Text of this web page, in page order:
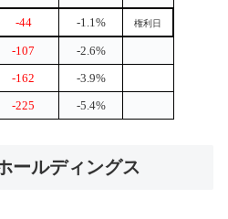
-44 -1.1% 権利日
-107
-2.6%
-162
-3.9%
-225 -5.4%
ールディングス